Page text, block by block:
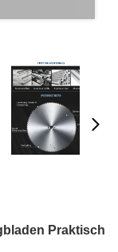
Praktisch